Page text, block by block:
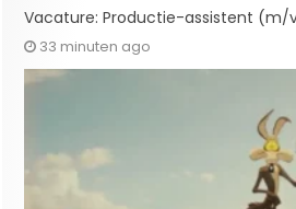
Vacature: Productie-assistent (m/
33 minuten ago